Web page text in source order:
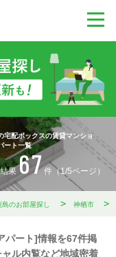
宅配ボックスの賃貸マンショ
ート一覧
果 67件（1/5ページ）
島のお部屋探し 神栖市
パート]情報を67件掲
ル内覧など地域密着